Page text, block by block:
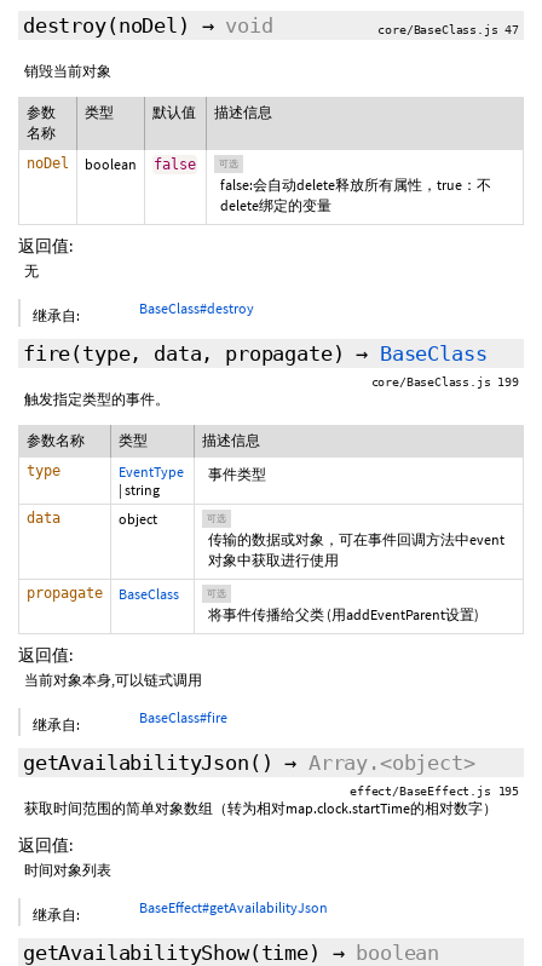
destroy(noDel ) → void core/BaseClass.js 47
销毁当前对象
参数
名称
类型 默认值 描述信息
noDel boolean false 可选
false:会自动delete释放所有属性，true：不
delete绑定的变量
返回值:
无
继承自: BaseClass#destroy
fire(type, data , propagate) → BaseClass
core/BaseClass.js 199
触发指定类型的事件。
参数名称 类型 描述信息
type
EventType
| string
事件类型
data object 可选
传输的数据或对象，可在事件回调方法中event
对象中获取进行使用
propagate BaseClass 可选
将事件传播给父类 (用addEventParent设置)
返回值:
当前对象本身,可以链式调用
继承自: BaseClass#fire
getAvailabilityJson () → Array.<object>
effect/BaseEffect.js 195
获取时间范围的简单对象数组（转为相对map.clock.startTime的相对数字）
返回值:
时间对象列表
继承自: BaseEffect#getAvailabilityJson
getAvailabilityShow(time) → boolean